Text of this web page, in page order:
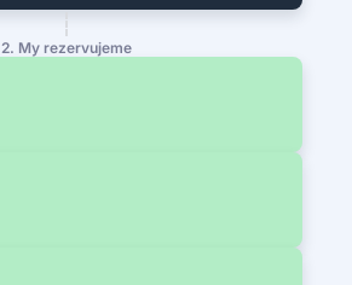
2. My rezervujeme